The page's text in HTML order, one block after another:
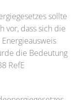
sollte
vor, dass sich die
die Bedeutung
RefE